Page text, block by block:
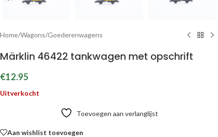
Home/Wagons/Goederenwagens
Märklin 46422 tankwagen met opschrift
€12.95
Uitverkocht
Toevoegen aan verlanglijst
Aan wishlist toevoegen